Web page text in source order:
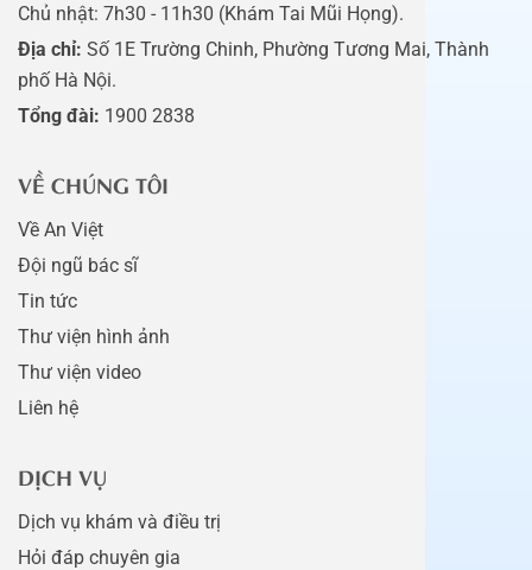
Chủ nhật: 7h30 - 11h30 (Khám Tai Mũi Họng).
Địa chỉ: Số 1E Trường Chinh, Phường Tương Mai, Thành
phố Hà Nội.
Tổng đài: 1900 2838
VỀ CHÚNG TÔI
Về An Việt
Đội ngũ bác sĩ
Tin tức
Thư viện hình ảnh
Thư viện video
Liên hệ
DỊCH VỤ
Dịch vụ khám và điều trị
Hỏi đáp chuyên gia